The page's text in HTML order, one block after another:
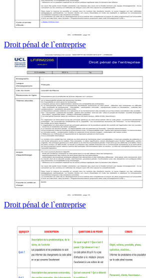
Droit pénal de l`entreprise
Droit pénal de l`entreprise